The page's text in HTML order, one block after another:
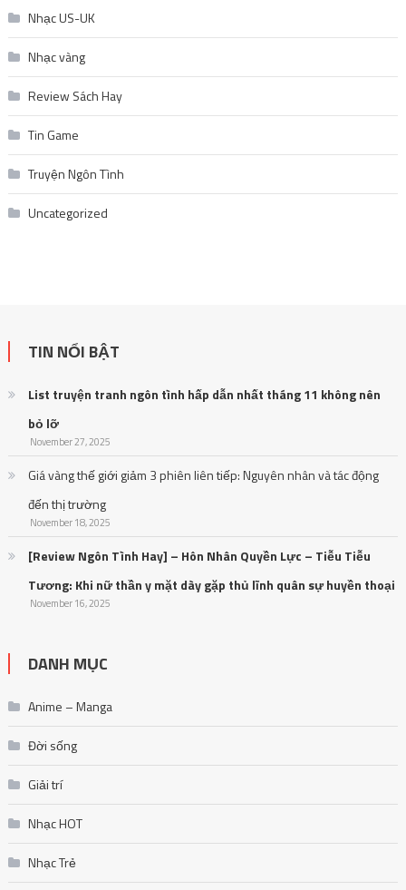
Nhạc US-UK
Nhạc vàng
Review Sách Hay
Tin Game
Truyện Ngôn Tình
Uncategorized
TIN NỔI BẬT
List truyện tranh ngôn tình hấp dẫn nhất tháng 11 không nên
bỏ lỡ
November 27, 2025
Giá vàng thế giới giảm 3 phiên liên tiếp: Nguyên nhân và tác động
đến thị trường
November 18, 2025
[Review Ngôn Tình Hay] – Hôn Nhân Quyền Lực – Tiễu Tiễu
Tương: Khi nữ thần y mặt dày gặp thủ lĩnh quân sự huyền thoại
November 16, 2025
DANH MỤC
Anime – Manga
Đời sống
Giải trí
Nhạc HOT
Nhạc Trẻ